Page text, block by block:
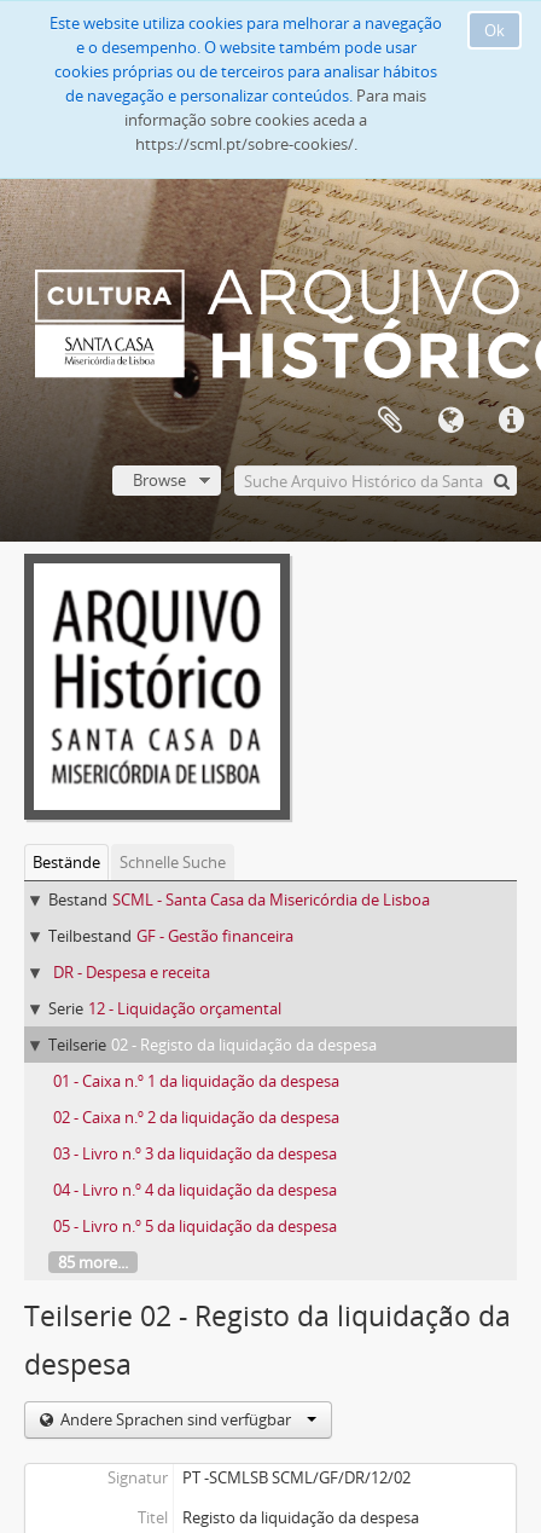
Ok
Este website utiliza cookies para melhorar a navegação
e o desempenho. O website também pode usar
cookies próprias ou de terceiros para analisar hábitos
de navegação e personalizar conteúdos. Para mais
informação sobre cookies aceda a
https://scml.pt/sobre-cookies/.
Browse
Bestände
Schnelle Suche
Bestand SCML - Santa Casa da Misericórdia de Lisboa
Teilbestand GF - Gestão financeira
DR - Despesa e receita
Serie 12 - Liquidação orçamental
Teilserie 02 - Registo da liquidação da despesa
01 - Caixa n.º 1 da liquidação da despesa
02 - Caixa n.º 2 da liquidação da despesa
03 - Livro n.º 3 da liquidação da despesa
04 - Livro n.º 4 da liquidação da despesa
05 - Livro n.º 5 da liquidação da despesa
85 more...
Teilserie 02 - Registo da liquidação da
despesa
Andere Sprachen sind verfügbar
Signatur
PT -SCMLSB SCML/GF/DR/12/02
Titel
Registo da liquidação da despesa